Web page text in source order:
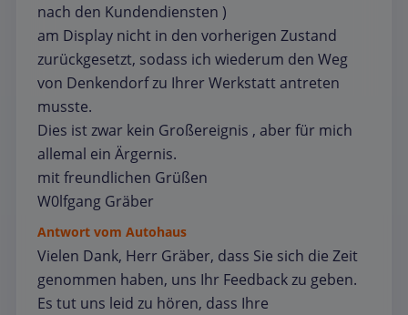
nach den Kundendiensten )
am Display nicht in den vorherigen Zustand
zurückgesetzt, sodass ich wiederum den Weg
von Denkendorf zu Ihrer Werkstatt antreten
musste.
Dies ist zwar kein Großereignis , aber für mich
allemal ein Ärgernis.
mit freundlichen Grüßen
W0lfgang Gräber
Antwort vom Autohaus
Vielen Dank, Herr Gräber, dass Sie sich die Zeit
genommen haben, uns Ihr Feedback zu geben.
Es tut uns leid zu hören, dass Ihre